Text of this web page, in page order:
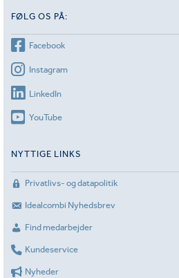
FØLG OS PÅ:
Facebook
Instagram
LinkedIn
YouTube
NYTTIGE LINKS
Privatlivs- og datapolitik
Idealcombi Nyhedsbrev
Find medarbejder
Kundeservice
Nyheder